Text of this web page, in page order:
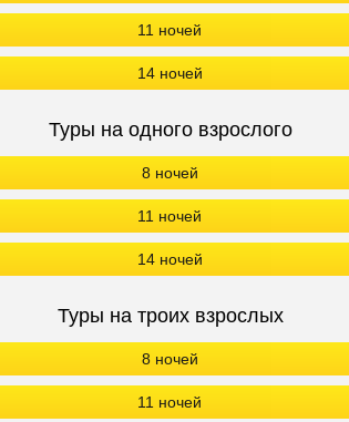
11 ночей
14 ночей
Туры на одного взрослого
8 ночей
11 ночей
14 ночей
Туры на троих взрослых
8 ночей
11 ночей